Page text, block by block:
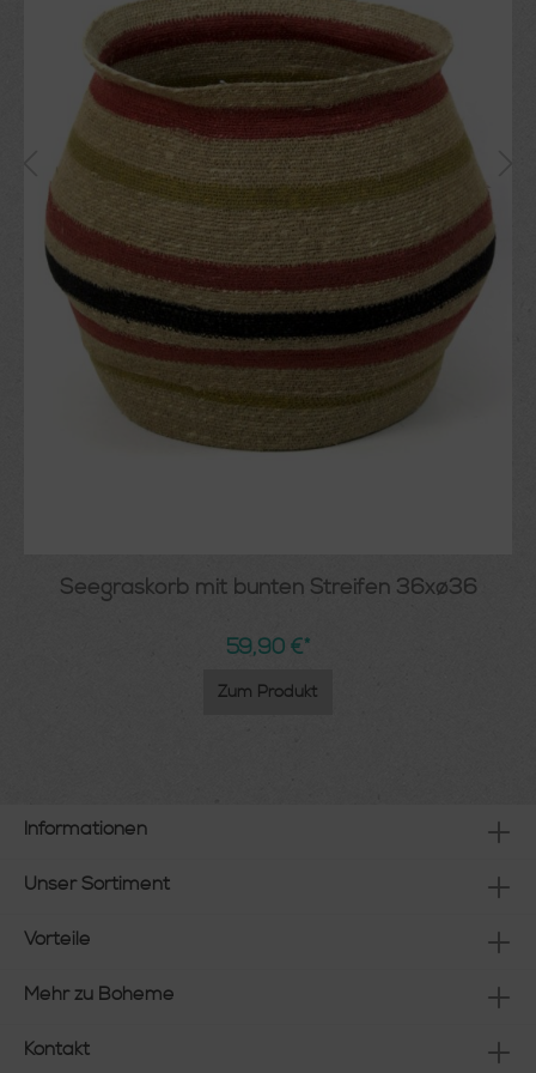
Seegraskorb mit bunten Streifen 36xø36
59,90 €*
Zum Produkt
Informationen
Unser Sortiment
Vorteile
Mehr zu Boheme
Kontakt